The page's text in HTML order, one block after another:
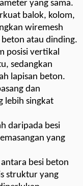
yang sama.
balok, kolom,
wiremesh
atau dinding.
posisi vertikal
sedangkan
lapisan beton.
dan
lebih singkat
daripada besi
yang
besi beton
struktur yang